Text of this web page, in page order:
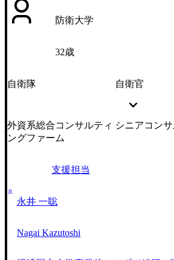
防衛大学
32歳
自衛隊 自衛官
外資系総合コンサルティ
ングファーム
シニアコン
支援担当
永井 一聡
Nagai Kazutoshi